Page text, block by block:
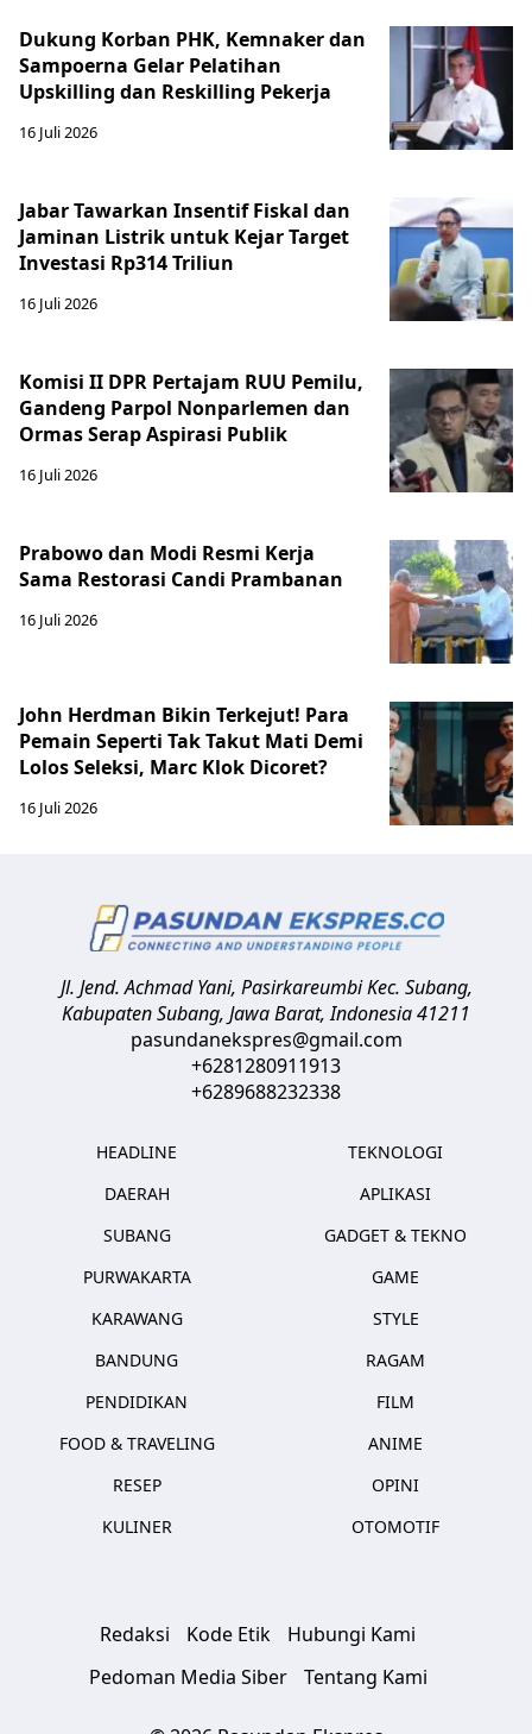
Dukung Korban PHK, Kemnaker dan
Sampoerna Gelar Pelatihan
Upskilling dan Reskilling Pekerja
16 Juli 2026
Jabar Tawarkan Insentif Fiskal dan
Jaminan Listrik untuk Kejar Target
Investasi Rp314 Triliun
16 Juli 2026
Komisi II DPR Pertajam RUU Pemilu,
Gandeng Parpol Nonparlemen dan
Ormas Serap Aspirasi Publik
16 Juli 2026
Prabowo dan Modi Resmi Kerja
Sama Restorasi Candi Prambanan
16 Juli 2026
John Herdman Bikin Terkejut! Para
Pemain Seperti Tak Takut Mati Demi
Lolos Seleksi, Marc Klok Dicoret?
16 Juli 2026
Jl. Jend. Achmad Yani, Pasirkareumbi Kec. Subang,
Kabupaten Subang, Jawa Barat,Indonesia41211
pasundanekspres@gmail.com
+6281280911913
+6289688232338
HEADLINE
DAERAH
SUBANG
PURWAKARTA
KARAWANG
BANDUNG
PENDIDIKAN
FOOD & TRAVELING
RESEP
KULINER
TEKNOLOGI
APLIKASI
GADGET & TEKNO
GAME
STYLE
RAGAM
FILM
ANIME
OPINI
OTOMOTIF
Redaksi Kode Etik
Hubungi Kami
Pedoman Media Siber
Tentang Kami